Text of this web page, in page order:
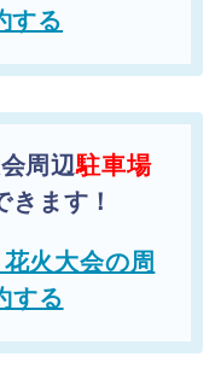
する
周辺駐車場
ます！
火大会の周
する